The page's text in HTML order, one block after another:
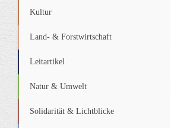
Kultur
Land- & Forstwirtschaft
Leitartikel
Natur & Umwelt
Solidarität & Lichtblicke